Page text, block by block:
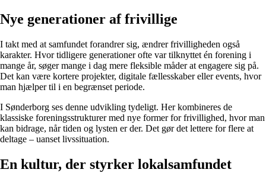
Nye generationer af frivillige
I takt med at samfundet forandrer sig, ændrer frivilligheden også
karakter. Hvor tidligere generationer ofte var tilknyttet én forening i
mange år, søger mange i dag mere fleksible måder at engagere sig på.
Det kan være kortere projekter, digitale fællesskaber eller events, hvor
man hjælper til i en begrænset periode.
I Sønderborg ses denne udvikling tydeligt. Her kombineres de
klassiske foreningsstrukturer med nye former for frivillighed, hvor man
kan bidrage, når tiden og lysten er der. Det gør det lettere for flere at
deltage – uanset livssituation.
En kultur, der styrker lokalsamfundet